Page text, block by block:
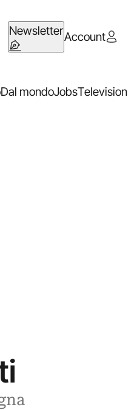
NewsletterAccount
Dal mondoJobsTelevision